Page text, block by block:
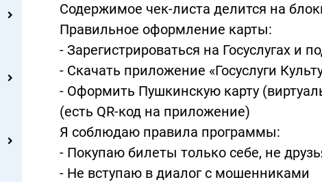
Содержимое чек-листа делится на
Правильное оформление карты:
- Зарегистрироваться на Госуслугах и
- Скачать приложение «Госуслуги
- Оформить Пушкинскую карту
(есть QR-код на приложение)
Я соблюдаю правила программы:
- Покупаю билеты только себе, не
- Не вступаю в диалог с мошенниками